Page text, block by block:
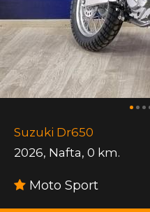
Suzuki Dr650
2026, Nafta, 0 km.
Moto Sport